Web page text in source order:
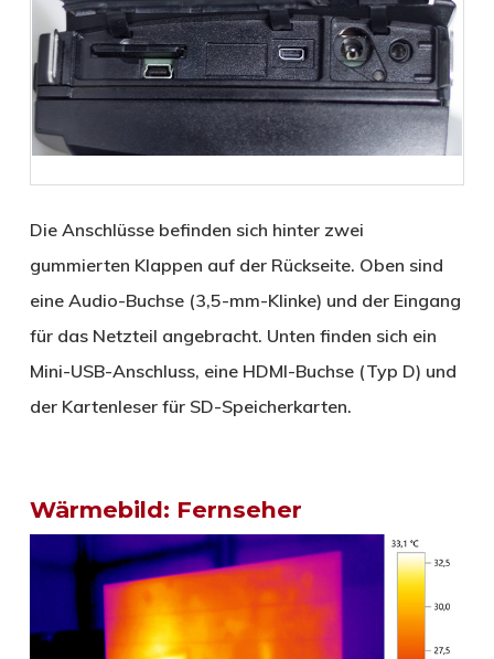
Die Anschlüsse befinden sich hinter zwei
gummierten Klappen auf der Rückseite. Oben sind
eine Audio-Buchse (3,5-mm-Klinke) und der Eingang
für das Netzteil angebracht. Unten finden sich ein
Mini-USB-Anschluss, eine HDMI-Buchse (Typ D) und
der Kartenleser für SD-Speicherkarten.
Wärmebild: Fernseher